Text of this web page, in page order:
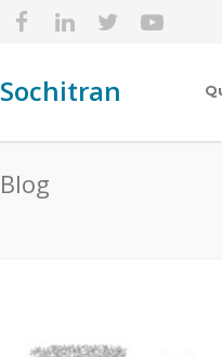
Sochitran
Blog